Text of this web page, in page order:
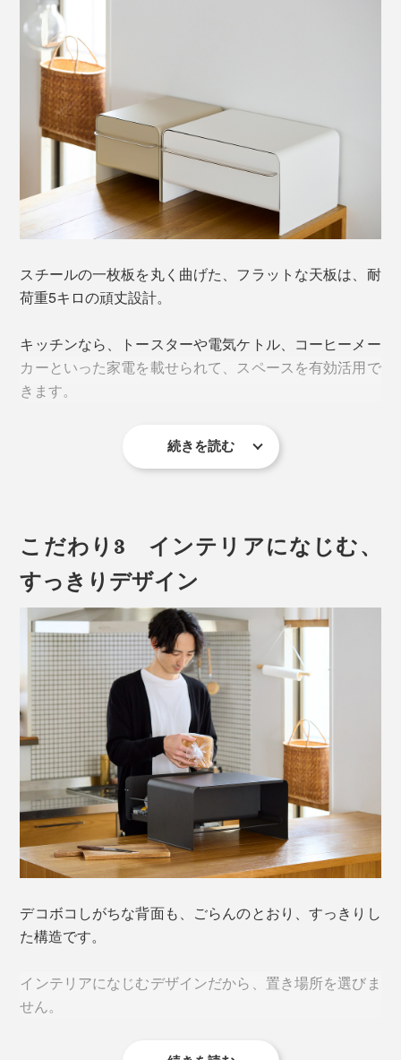
すっきりした“見せない収納”でも、必要なものは、すぐ
に取り出せるように、「引き出し」収納を採用。手前か
ら奥まで、ひと目で見渡せます。
しかも、使いやすさに、トコトンこだわった「引き出
し」です。
さすが、“金物のまち”、新潟・三条で、金属加工を専門
にしている、ビーワーススタイル（創業2004年）の技
形状や角度はもちろん、金属と塗装の摩擦具合など、専
門メーカーならではの知識と経験で試作をくり返し、1
を開発しました（量産は、中国の工場で）
しかも、引き出し部分の耐荷重は3キロ。たっぷり収納
しても、開け閉めカンタンです。
引き出しには、高さ約16センチまでのものなら入るの
で、食パン一斤やバナナの房が、丸ごと収まります。
箱、マグカップや調味料……出しっぱなしになりがち
スチールの一枚板を丸く曲げた、フラットな天板は、耐
荷重5キロの頑丈設計。
キッチンなら、トースターや電気ケトル、コーヒーメー
カーといった家電を載せられて、スペースを有効活用で
きます。
ワークスペースなら、ラップトップやパソコンディスプ
レイを置いたり。
重たい本やコピー用紙、電気スタンドも載せられるの
で、デスクの使い方が広がります。
続きを読む
こだわり3 インテリアになじむ、
すっきりデザイン
デコボコしがちな背面も、ごらんのとおり、すっきりし
た構造です。
インテリアになじむデザインだから、置き場所を選びま
せん。